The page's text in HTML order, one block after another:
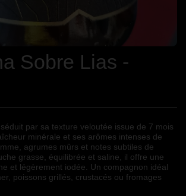
Sobre Lias -
par sa texture veloutée issue de 7 mois
minérale et ses arômes intenses de
agrumes mûrs et notes subtiles de
grasse, équilibrée et saline, il offre une
et légèrement iodée. Un compagnon idéal
poissons grillés, crustacés ou fromages